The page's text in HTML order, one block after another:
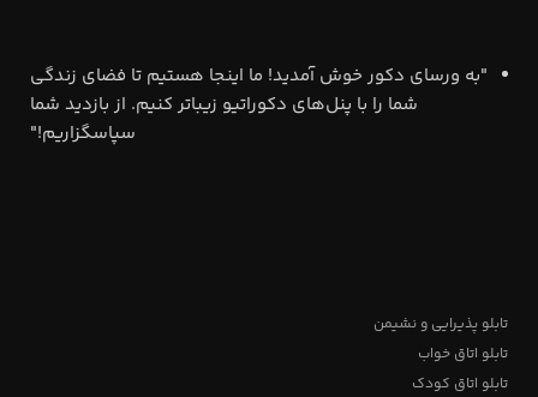
"به ورسای دکور خوش آمدید! ما اینجا هستیم تا فضای زندگی
شما را با پنل‌های دکوراتیو زیباتر کنیم. از بازدید شما
سپاسگزاریم!"
تابلو پذیرایی و نشیمن
تابلو اتاق خواب
تابلو اتاق کودک